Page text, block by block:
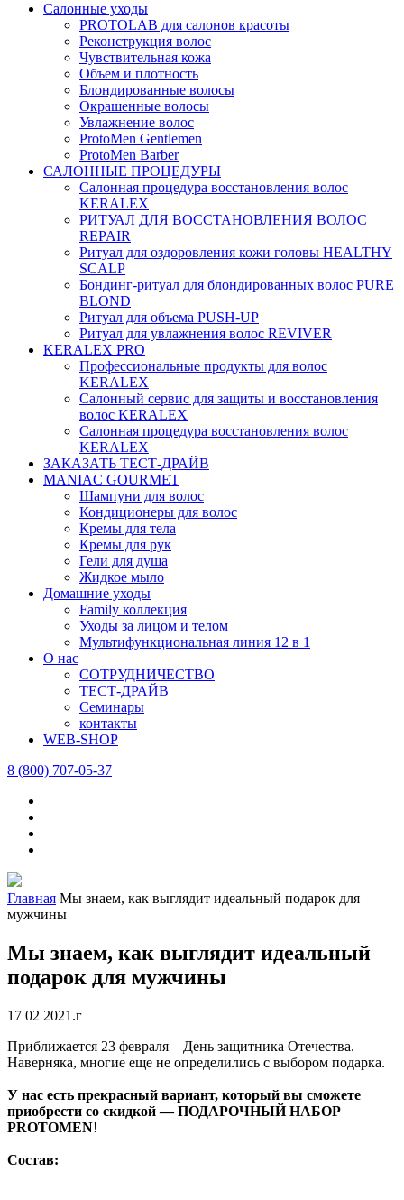
Салонные уходы
PROTOLAB для салонов красоты
Реконструкция волос
Чувствительная кожа
Объем и плотность
Блондированные волосы
Окрашенные волосы
Увлажнение волос
ProtoMen Gentlemen
ProtoMen Barber
САЛОННЫЕ ПРОЦЕДУРЫ
Салонная процедура восстановления волос
KERALEX
РИТУАЛ ДЛЯ ВОССТАНОВЛЕНИЯ ВОЛОС
REPAIR
Ритуал для оздоровления кожи головы HEALTHY
SCALP
Бондинг-ритуал для блондированных волос PURE
BLOND
Ритуал для объема PUSH-UP
Ритуал для увлажнения волос REVIVER
KERALEX PRO
Профессиональные продукты для волос
KERALEX
Салонный сервис для защиты и восстановления
волос KERALEX
Салонная процедура восстановления волос
KERALEX
ЗАКАЗАТЬ ТЕСТ-ДРАЙВ
MANIAC GOURMET
Шампуни для волос
Кондиционеры для волос
Кремы для тела
Кремы для рук
Гели для душа
Жидкое мыло
Домашние уходы
Family коллекция
Уходы за лицом и телом
Мультифункциональная линия 12 в 1
О нас
СОТРУДНИЧЕСТВО
ТЕСТ-ДРАЙВ
Семинары
контакты
WEB-SHOP
8 (800) 707-05-37
Главная Мы знаем, как выглядит идеальный подарок для
мужчины
Мы знаем, как выглядит идеальный
подарок для мужчины
17 02 2021.г
Приближается 23 февраля – День защитника Отечества.
Наверняка, многие еще не определились с выбором подарка.
У нас есть прекрасный вариант, который вы сможете
приобрести со скидкой — ПОДАРОЧНЫЙ НАБОР
PROTOMEN!
Состав: